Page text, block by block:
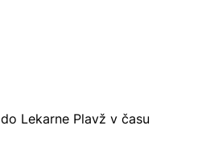
do Lekarne Plavž v času